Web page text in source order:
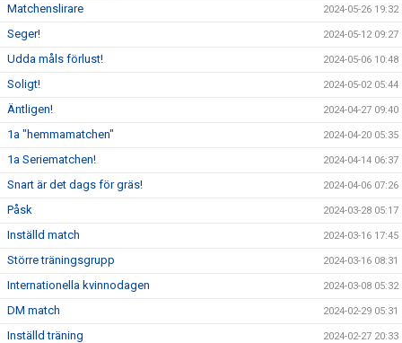
Matchenslirare 2024-05-26 19:32
Seger! 2024-05-12 09:27
Udda måls förlust! 2024-05-06 10:48
Soligt! 2024-05-02 05:44
Äntligen! 2024-04-27 09:40
1a "hemmamatchen" 2024-04-20 05:35
1a Seriematchen! 2024-04-14 06:37
Snart är det dags för gräs! 2024-04-06 07:26
Påsk 2024-03-28 05:17
Inställd match 2024-03-16 17:45
Större träningsgrupp 2024-03-16 08:31
Internationella kvinnodagen 2024-03-08 05:32
DM match 2024-02-29 05:31
Inställd träning 2024-02-27 20:33